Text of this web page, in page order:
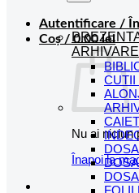
Autentificare /
Coș /0.00lei
Nu ai niciun
Înapoi la
ARHIVARE
CUTII
FOLII